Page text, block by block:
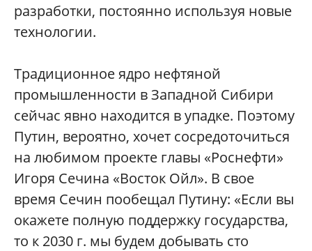
разработки, постоянно используя новые
технологии.
Традиционное ядро нефтяной
промышленности в Западной Сибири
сейчас явно находится в упадке. Поэтому
Путин, вероятно, хочет сосредоточиться
на любимом проекте главы «Роснефти»
Игоря Сечина «Восток Ойл». В свое
время Сечин пообещал Путину: «Если вы
окажете полную поддержку государства,
то к 2030 г. мы будем добывать сто